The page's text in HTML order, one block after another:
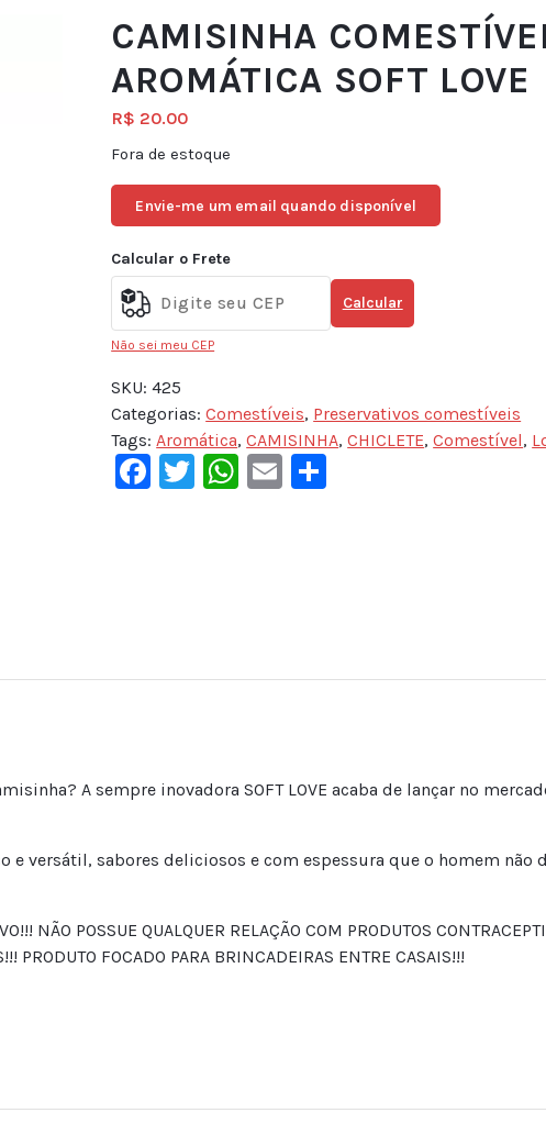
CAMISINHA
AROMÁTICA SOFT LOVE
R$ 20.00
Fora de estoque
Envie-me um email quando disponível
Calcular o Frete
Calcular
Não sei meu CEP
SKU:425
Categorias:Comestíveis, Preservativos comestíveis
Tags:Aromática,CAMISINHA,CHICLETE,Comestível,
Facebook
Twitter
WhatsApp
Email
A sempre inovadora SOFT LOVE acaba de lançar no
versátil, sabores deliciosos e com espessura que o homem não
NÃO POSSUE QUALQUER RELAÇÃO COM PRODUTOS
PRODUTO FOCADO PARA BRINCADEIRAS ENTRE CASAIS!!!